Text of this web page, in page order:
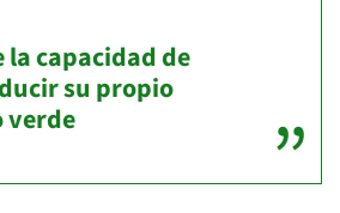
la capacidad de
su propio
verde